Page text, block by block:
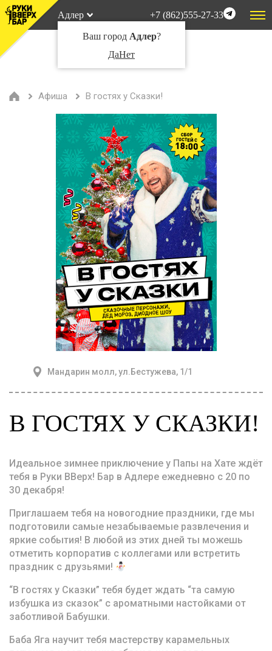
Адлер
Ваш город Адлер?
ДаНет
+7 (862)555-27-33
Афиша В гостях у Сказки!
Мандарин молл, ул.Бестужева, 1/1
В ГОСТЯХ У СКАЗКИ!
Идеальное зимнее приключение у Папы на Хате ждёт
тебя в Руки ВВерх! Бар в Адлере ежедневно с 20 по
30 декабря!
Приглашаем тебя на новогодние праздники, где мы
подготовили самые незабываемые развлечения и
яркие события! В любой из этих дней ты можешь
отметить корпоратив с коллегами или встретить
праздник с друзьями!
“В гостях у Сказки” тебя будет ждать “та самую
избушка из сказок” с ароматными настойками от
заботливой Бабушки.
Баба Яга научит тебя мастерству карамельных